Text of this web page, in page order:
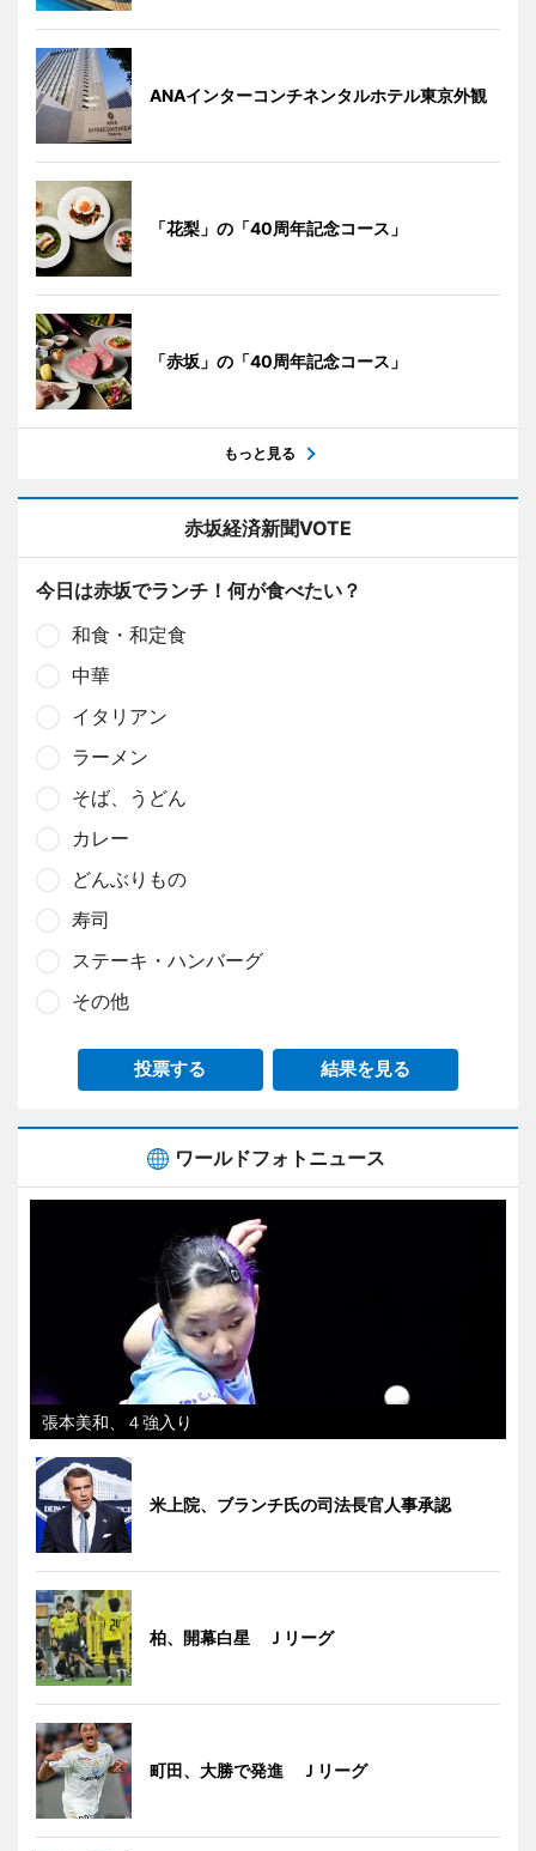
ANAインターコンチネンタルホテル東京外観
「花梨」の「40周年記念コース」
「赤坂」の「40周年記念コース」
もっと見る
赤坂経済新聞VOTE
今日は赤坂でランチ！何が食べたい？
和食・和定食
中華
イタリアン
ラーメン
そば、うどん
カレー
どんぶりもの
寿司
ステーキ・ハンバーグ
その他
投票する 結果を見る
ワールドフォトニュース
張本美和、４強入り
米上院、ブランチ氏の司法長官人事承認
柏、開幕白星 Ｊリーグ
町田、大勝で発進 Ｊリーグ